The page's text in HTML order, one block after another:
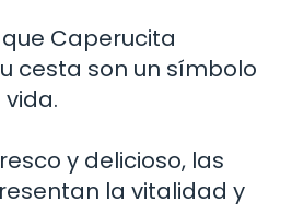
Caperucita
cesta son un símbolo
y delicioso, las
la vitalidad y